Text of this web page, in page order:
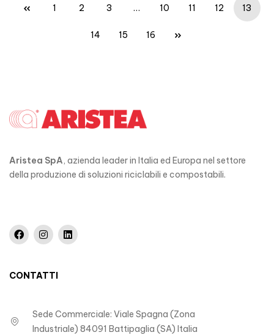
1 2 3 … 10 11 12 13
14 15 16
Aristea SpA, azienda leader in Italia ed Europa nel settore
della produzione di soluzioni riciclabili e compostabili.
CONTATTI
Sede Commerciale: Viale Spagna (Zona
Industriale) 84091 Battipaglia (SA) Italia